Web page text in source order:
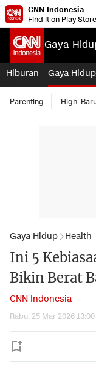
CNN Indonesia
Find it on Play Store
Gaya
Hiburan Gaya Hidup
Parenting 'High'
Gaya Hidup Health
Ini 5
Bikin Berat
CNN Indonesia
Rabu, 25 Mar 2026